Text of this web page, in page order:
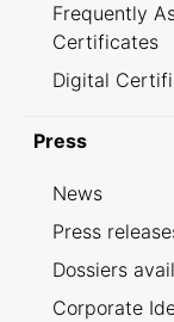
Frequently
Certificates
Digital
Press
News
Press
Dossiers
Corporate